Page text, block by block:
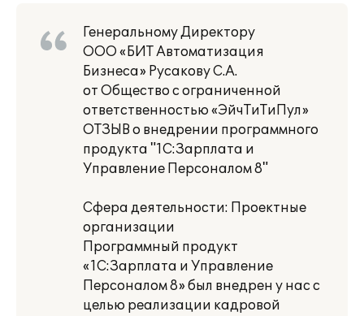
Генеральному Директору
ООО «БИТ Автоматизация
Бизнеса» Русакову С.А.
от Общество с ограниченной
ответственностью «ЭйчТиТиПул»
ОТЗЫВ о внедрении программного
продукта "1С:Зарплата и
Управление Персоналом 8"
Сфера деятельности: Проектные
организации
Программный продукт
«1С:Зарплата и Управление
Персоналом 8» был внедрен у нас с
целью реализации кадровой